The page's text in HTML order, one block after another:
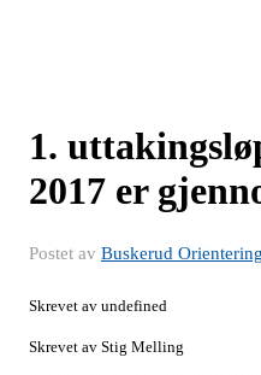
1.
2017 er
Postet av Buskerud
Skrevet av undefined
Skrevet av Stig Melling